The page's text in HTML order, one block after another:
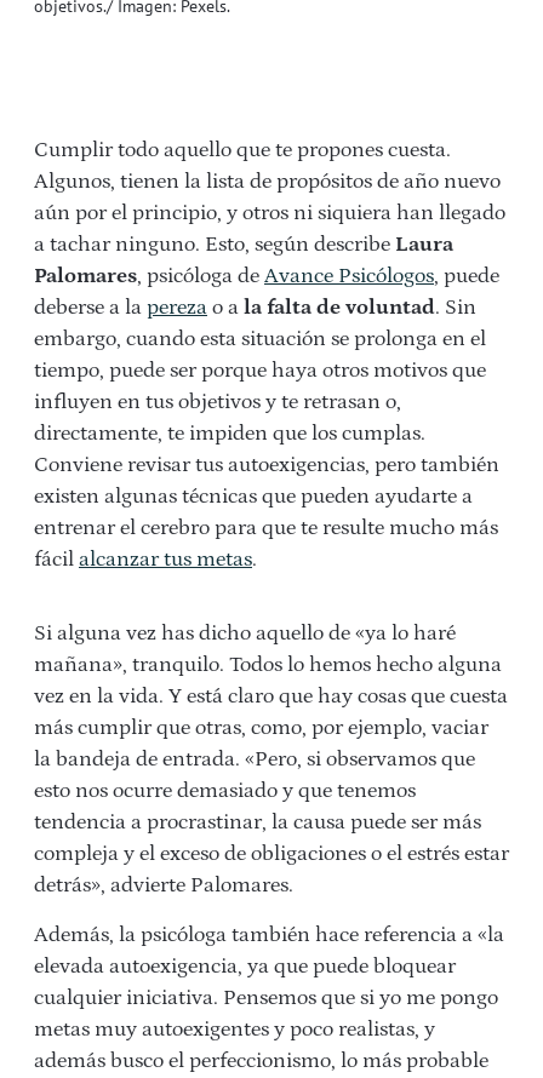
objetivos./ Imagen: Pexels.
Cumplir todo aquello que te propones cuesta.
Algunos, tienen la lista de propósitos de año nuevo
aún por el principio, y otros ni siquiera han llegado
a tachar ninguno. Esto, según describe Laura
Palomares, psicóloga de Avance Psicólogos, puede
deberse a la pereza o a la falta de voluntad. Sin
embargo, cuando esta situación se prolonga en el
tiempo, puede ser porque haya otros motivos que
influyen en tus objetivos y te retrasan o,
directamente, te impiden que los cumplas.
Conviene revisar tus autoexigencias, pero también
existen algunas técnicas que pueden ayudarte a
entrenar el cerebro para que te resulte mucho más
fácil alcanzar tus metas.
Si alguna vez has dicho aquello de «ya lo haré
mañana», tranquilo. Todos lo hemos hecho alguna
vez en la vida. Y está claro que hay cosas que cuesta
más cumplir que otras, como, por ejemplo, vaciar
la bandeja de entrada. «Pero, si observamos que
esto nos ocurre demasiado y que tenemos
tendencia a procrastinar, la causa puede ser más
compleja y el exceso de obligaciones o el estrés estar
detrás», advierte Palomares.
Además, la psicóloga también hace referencia a «la
elevada autoexigencia, ya que puede bloquear
cualquier iniciativa. Pensemos que si yo me pongo
metas muy autoexigentes y poco realistas, y
además busco el perfeccionismo, lo más probable